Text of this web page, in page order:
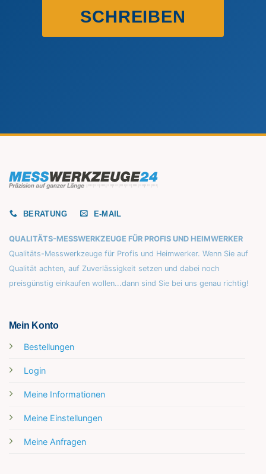
SCHREIBEN
BERATUNG E-MAIL
QUALITÄTS-MESSWERKZEUGE FÜR PROFIS UND HEIMWERKER
Qualitäts-Messwerkzeuge für Profis und Heimwerker. Wenn Sie auf
Qualität achten, auf Zuverlässigkeit setzen und dabei noch
preisgünstig einkaufen wollen...dann sind Sie bei uns genau richtig!
Mein Konto
Bestellungen
Login
Meine Informationen
Meine Einstellungen
Meine Anfragen